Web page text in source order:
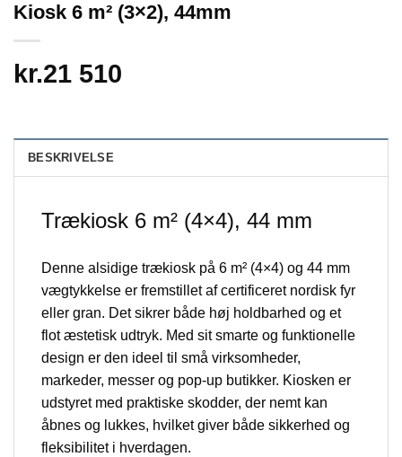
Kiosk 6 m² (3×2), 44mm
kr.21 510
BESKRIVELSE
Trækiosk 6 m² (4×4), 44 mm
Denne alsidige trækiosk på 6 m² (4×4) og 44 mm
vægtykkelse er fremstillet af certificeret nordisk fyr
eller gran. Det sikrer både høj holdbarhed og et
flot æstetisk udtryk. Med sit smarte og funktionelle
design er den ideel til små virksomheder,
markeder, messer og pop-up butikker. Kiosken er
udstyret med praktiske skodder, der nemt kan
åbnes og lukkes, hvilket giver både sikkerhed og
fleksibilitet i hverdagen.